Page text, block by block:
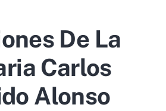
De La
Carlos
Alonso